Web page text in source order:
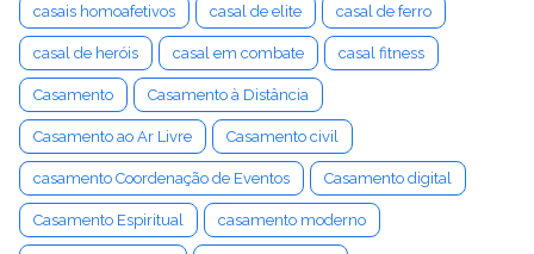
casais homoafetivos casal de elite casal de ferro
casal de heróis casal em combate casal fitness
Casamento Casamento à Distância
Casamento ao Ar Livre Casamento civil
casamento Coordenação de Eventos Casamento digital
Casamento Espiritual casamento moderno